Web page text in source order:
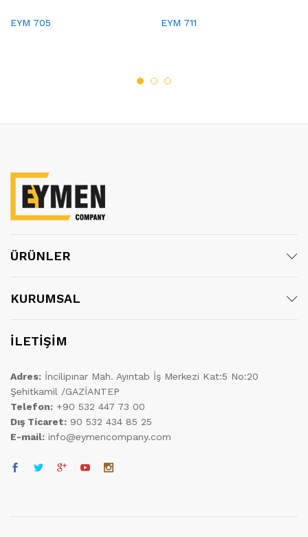
EYM 705 EYM 711
ÜRÜNLER
KURUMSAL
İLETİŞİM
Adres: İncilipınar Mah. Ayıntab İş Merkezi Kat:5 No:20
Şehitkamil /GAZİANTEP
Telefon: +90 532 447 73 00
Dış Ticaret: 90 532 434 85 25
E-mail: info@eymencompany.com